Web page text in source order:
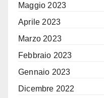
Maggio 2023
Aprile 2023
Marzo 2023
Febbraio 2023
Gennaio 2023
Dicembre 2022